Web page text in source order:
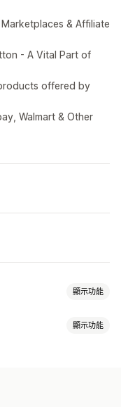
& Affiliate
- A Vital Part of
offered by
Walmart & Other
顯示功能
顯示功能